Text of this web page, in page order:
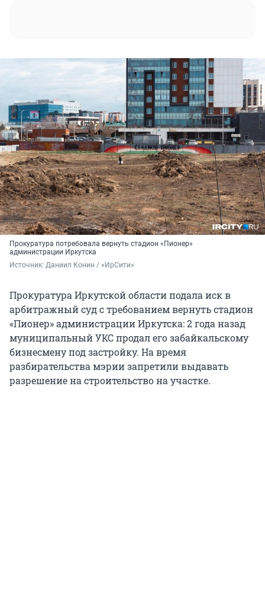
Прокуратура потребовала вернуть стадион «Пионер»
администрации Иркутска
Источник: Даниил Конин / «ИрСити»
Прокуратура Иркутской области подала иск в
арбитражный суд с требованием вернуть стадион
«Пионер» администрации Иркутска: 2 года назад
муниципальный УКС продал его забайкальскому
бизнесмену под застройку. На время
разбирательства мэрии запретили выдавать
разрешение на строительство на участке.